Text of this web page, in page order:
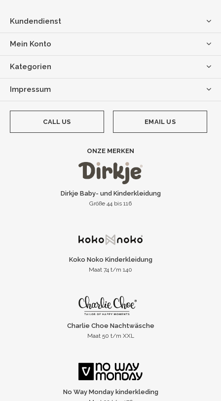
Kundendienst
Mein Konto
Kategorien
Impressum
CALL US EMAIL US
ONZE MERKEN
Dirkje Baby- und Kinderkleidung
Größe 44 bis 116
Koko Noko Kinderkleidung
Maat 74 t/m 140
Charlie Choe Nachtwäsche
Maat 50 t/m XXL
No Way Monday kinderkleding